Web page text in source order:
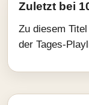
Zuletzt bei
Zu diesem
der Tages-